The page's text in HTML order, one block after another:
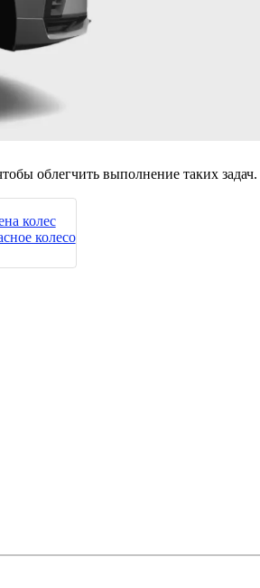
колес
колесо
облегчить выполнение таких задач.